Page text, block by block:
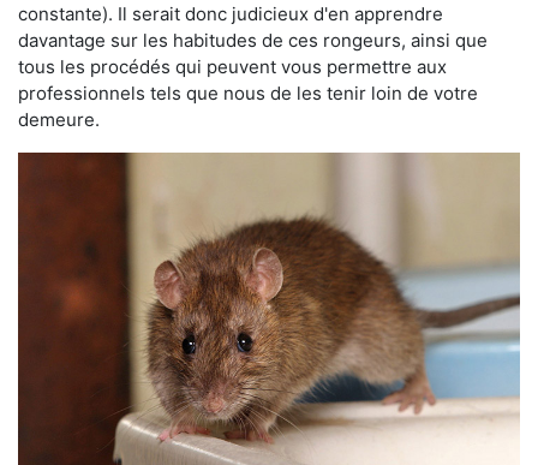
constante). Il serait donc judicieux d'en apprendre
davantage sur les habitudes de ces rongeurs, ainsi que
tous les procédés qui peuvent vous permettre aux
professionnels tels que nous de les tenir loin de votre
demeure.